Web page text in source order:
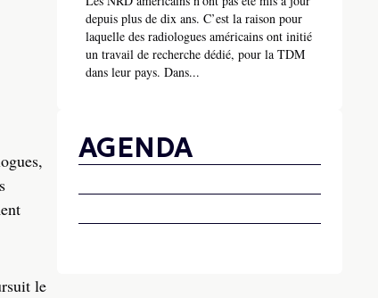
le
depuis plus de dix ans. C’est la raison pour
laquelle des radiologues américains ont initié
un travail de recherche dédié, pour la TDM
dans leur pays. Dans...
AGENDA